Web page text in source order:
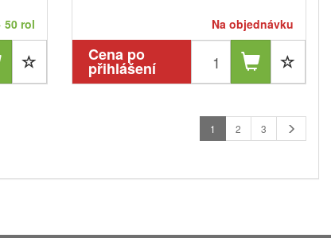
50 rol Na objednávku
Cena po
přihlášení
1 2 3